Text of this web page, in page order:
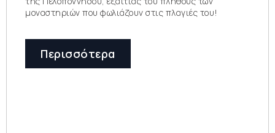
μοναστηριών που φωλιάζουν στις πλαγιές του!
Περισσότερα